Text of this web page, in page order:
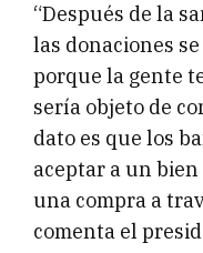
“Después de la
las donaciones
porque la gente
sería objeto de
dato es que los
aceptar a un
una compra a
comenta el